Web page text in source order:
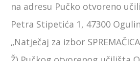
na adresu Pučko otvoreno
Petra Stipetića 1, 47300
„Natječaj za izbor